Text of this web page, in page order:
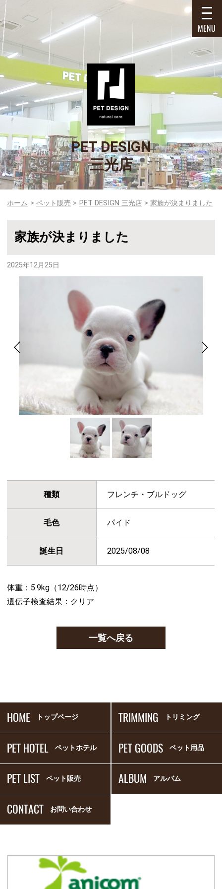
PET DESIGN
三光店
MENU
ホーム ペット販売 PET DESIGN 三光店 家族が決まりました
家族が決まりました
2025年12月25日
種類 フレンチ・ブルドッグ
毛色 パイド
誕生日 2025/08/08
体重：5.9kg（12/26時点）
遺伝子検査結果：クリア
一覧へ戻る
HOME トップページ TRIMMING トリミング
PET HOTEL ペットホテル PET GOODS ペット用品
PET LIST ペット販売 ALBUM アルバム
CONTACT お問い合わせ